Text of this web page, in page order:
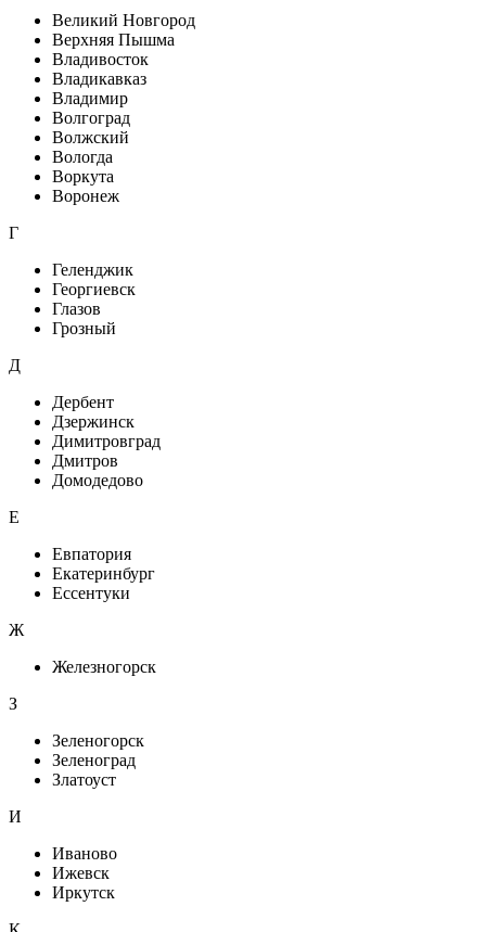
Великий Новгород
Верхняя Пышма
Владивосток
Владикавказ
Владимир
Волгоград
Волжский
Вологда
Воркута
Воронеж
Г
Геленджик
Георгиевск
Глазов
Грозный
Д
Дербент
Дзержинск
Димитровград
Дмитров
Домодедово
Е
Евпатория
Екатеринбург
Ессентуки
Ж
Железногорск
З
Зеленогорск
Зеленоград
Златоуст
И
Иваново
Ижевск
Иркутск